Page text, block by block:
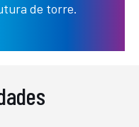
de torre.